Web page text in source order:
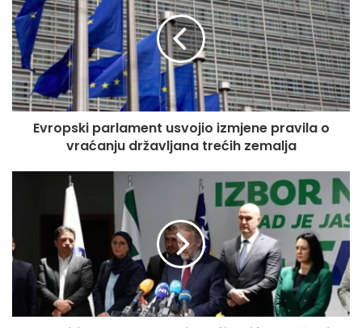
Direktor Udruženja banaka Bosne i Hercegovine Edis
Ražanica ocijenio je da su pristupanje SEPA području i
uvođenje instant plaćanja među najznačajnijim reformama
platnog sistema u Bosni i Hercegovini od njegovog
uspostavljanja.
Kako je naveo za Nezavisne novine, instant plaćanja već su
standard u državama Evropske unije i regiona, a osim
bržeg prijenosa novca otvaraju prostor za razvoj novih
finansijskih proizvoda i usluga zasnovanih na trenutnim
transakcijama.
Ražanica je dodao da su Centralna banka Bosne i
Hercegovine, Udruženje banaka i komercijalne banke, uz
Evropski parlament usvojio izmjene pravila o
vraćanju državljana trećih zemalja